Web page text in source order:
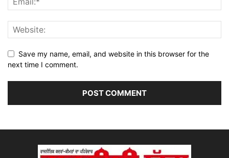
Save my name, email, and website in this browser for the
next time I comment.